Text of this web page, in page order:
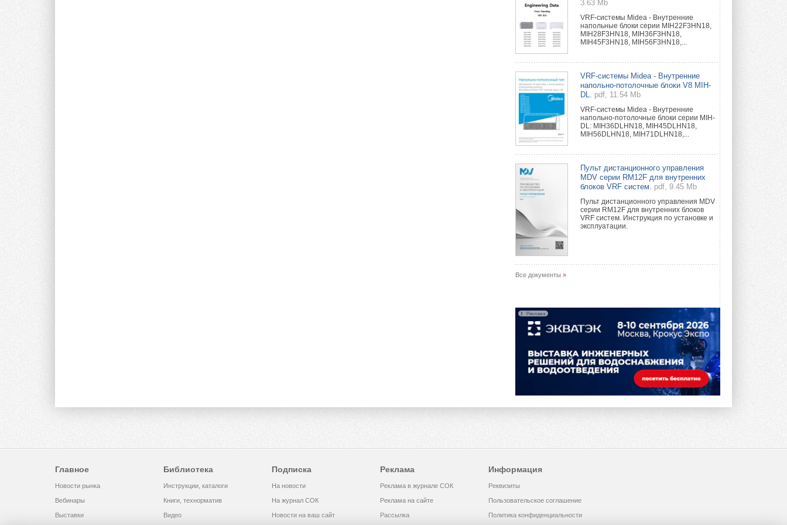
3.63 Mb
VRF-системы Midea - Внутренние
напольные блоки серии MIH22F3HN18,
MIH28F3HN18, MIH36F3HN18,
MIH45F3HN18, MIH56F3HN18,...
VRF-системы Midea - Внутренние
напольно-потолочные блоки V8 MIH-
DL.
pdf, 11.54 Mb
VRF-системы Midea - Внутренние
напольно-потолочные блоки серии MIH-
DL: MIH36DLHN18, MIH45DLHN18,
MIH56DLHN18, MIH71DLHN18,...
Пульт дистанционного управления
MDV серии RM12F для внутренних
блоков VRF систем.
pdf, 9.45 Mb
Пульт дистанционного управления MDV
серии RM12F для внутренних блоков
VRF систем. Инструкция по установке и
эксплуатации.
Все документы »
Реклама
Главное
Новости рынка
Вебинары
Выставки
Библиотека
Инструкции, каталоги
Книги, технорматив
Видео
Подписка
На новости
На журнал СОК
Новости на ваш сайт
Реклама
Реклама в журнале СОК
Реклама на сайте
Рассылка
Информация
Реквизиты
Пользовательское соглашение
Политика конфиденциальности